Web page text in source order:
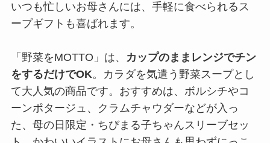
いつも忙しいお母さんには、手軽に食べられるス
ープギフトも喜ばれます。
「野菜をMOTTO」は、
カップのままレンジでチン
をするだけでOK。カラダを気遣う野菜スープとし
て大人気の商品です。おすすめは、ボルシチやコ
ーンポタージュ、クラムチャウダーなどが入っ
た、母の日限定・ちびまる子ちゃんスリーブセッ